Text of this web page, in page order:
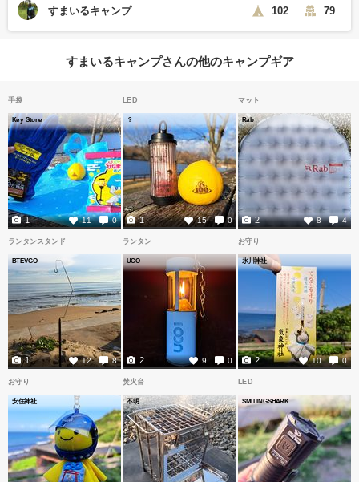
すまいるキャンプ 102 79
すまいるキャンプさんの他のキャンプギア
手袋
Key Stone
11 0
1
LED
？
15 0
1
マット
Rab
8 4
2
ランタンスタンド
BTEVGO
12 8
1
ランタン
UCO
9 0
2
お守り
氷川神社
10 0
2
お守り
安住神社
焚火台
不明
LED
SMILINGSHARK